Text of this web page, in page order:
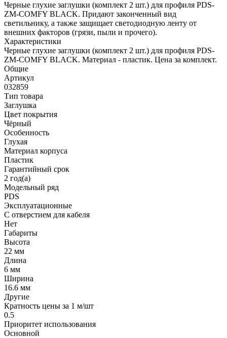
Черные глухие заглушки (комплект 2 шт.) для профиля PDS-
ZM-COMFY BLACK. Придают законченный вид
светильнику, а также защищает светодиодную ленту от
внешних факторов (грязи, пыли и прочего).
Характеристики
Черные глухие заглушки (комплект 2 шт.) для профиля PDS-
ZM-COMFY BLACK. Материал - пластик. Цена за комплект.
Общие
Артикул
032859
Тип товара
Заглушка
Цвет покрытия
Чёрный
Особенность
Глухая
Материал корпуса
Пластик
Гарантийный срок
2 год(а)
Модельный ряд
PDS
Эксплуатационные
С отверстием для кабеля
Нет
Габариты
Высота
22 мм
Длина
6 мм
Ширина
16.6 мм
Другие
Кратность цены за 1 м/шт
0.5
Приоритет использования
Основной